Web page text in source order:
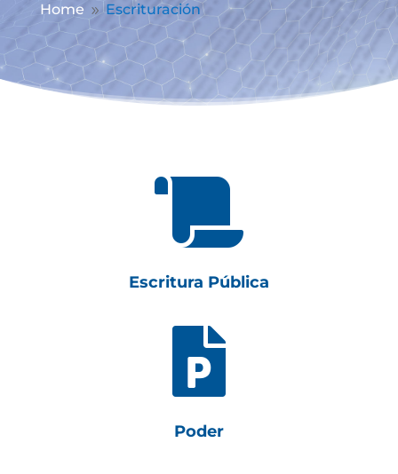
Home 9 Escrituración

Escritura Pública

Poder